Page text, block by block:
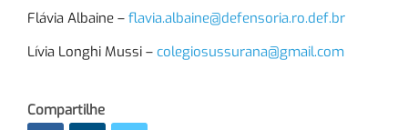
Flávia Albaine – flavia.albaine@defensoria.ro.def.br
Lívia Longhi Mussi – colegiosussurana@gmail.com
Compartilhe